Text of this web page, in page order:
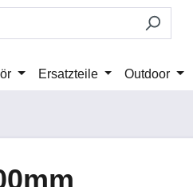
Ersatzteile Outdoor